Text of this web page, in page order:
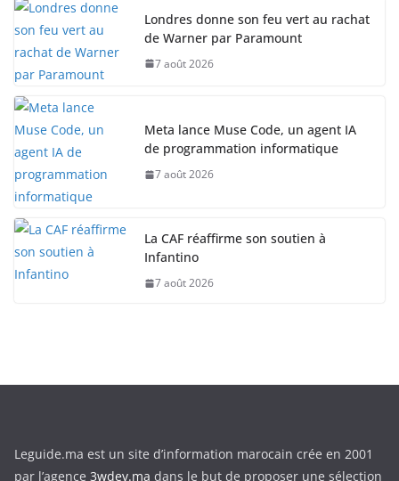
Londres donne son feu vert au rachat
de Warner par Paramount
7 août 2026
Meta lance Muse Code, un agent IA
de programmation informatique
7 août 2026
La CAF réaffirme son soutien à
Infantino
7 août 2026
Leguide.ma est un site d’information marocain crée en 2001
par l’agence 3wdev.ma dans le but de proposer une sélection